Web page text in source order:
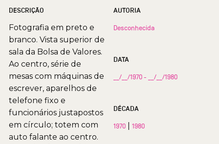
DESCRIÇÃO
Fotografia em preto e
branco. Vista superior de
sala da Bolsa de Valores.
Ao centro, série de
mesas com máquinas de
escrever, aparelhos de
telefone fixo e
funcionários justapostos
em círculo; totem com
auto falante ao centro.
AUTORIA
Desconhecida
DATA
__/__/1970 - __/__/1980
DÉCADA
1970 1980